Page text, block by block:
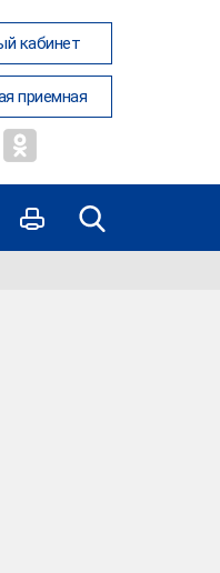
кабинет
приемная